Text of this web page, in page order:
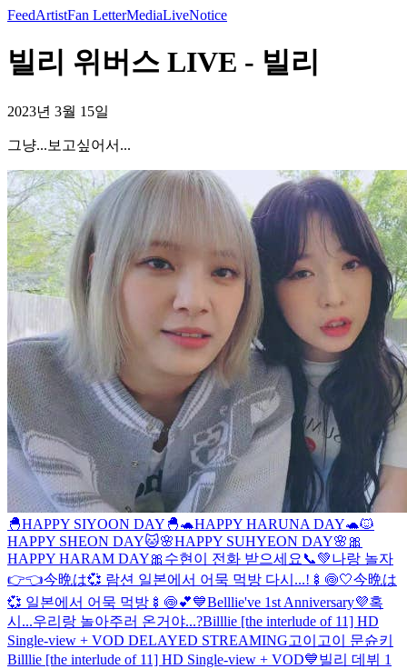
FeedArtistFan LetterMediaLiveNotice
빌리 위버스 LIVE - 빌리
2023년 3월 15일
그냥...보고싶어서...
🐣HAPPY SIYOON DAY🐣🐢HAPPY HARUNA DAY🐢🐱
HAPPY SHEON DAY🐱🌸HAPPY SUHYEON DAY🌸 🎀
HAPPY HARAM DAY🎀 수현이 전화 받으세요📞💚나랑 놀자
👉👈今晩は💞 람션 일본에서 어묵 먹방 다시...!🍢🍥🤍今晩は
💞 일본에서 어묵 먹방🍢🍥💕💙Belllie've 1st Anniversary💜혹
시...우리랑 놀아주러 온거야...?Billlie [the interlude of 11] HD
Single-view + VOD DELAYED STREAMING고이고이 문슌키
Billlie [the interlude of 11] HD Single-view + VOD💙빌리 데뷔 1